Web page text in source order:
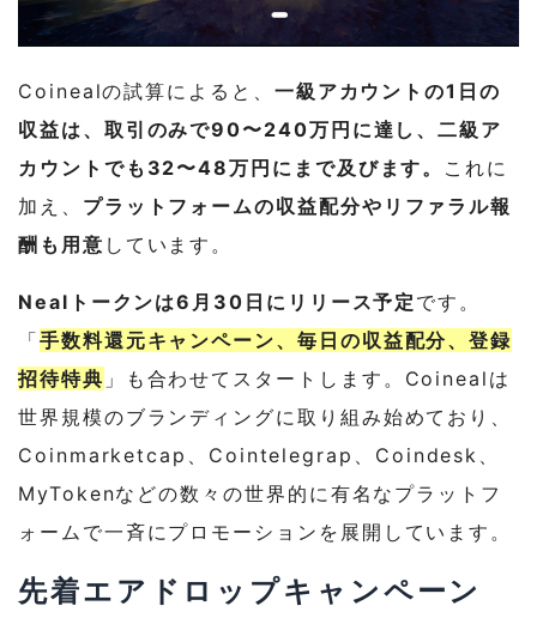
Coinealの試算によると、 一級アカウントの1日の
収益は、取引のみで90〜240万円に達し、二級ア
カウントでも32〜48万円にまで及びます。 これに
加え、 プラットフォームの収益配分やリファラル報
酬も用意 しています。
Nealトークンは6月30日にリリース予定 です。
「手数料還元キャンペーン、毎日の収益配分、登録
招待特典 」も合わせてスタートします。Coinealは
世界規模のブランディングに取り組み始めており、
Coinmarketcap、Cointelegrap、Coindesk、
MyTokenなどの数々の世界的に有名なプラットフ
ォームで一斉にプロモーションを展開しています。
先着エアドロップキャンペーン